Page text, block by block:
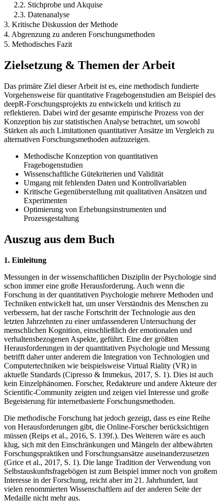
2.2. Stichprobe und Akquise
2.3. Datenanalyse
3. Kritische Diskussion der Methode
4. Abgrenzung zu anderen Forschungsmethoden
5. Methodisches Fazit
Zielsetzung & Themen der Arbeit
Das primäre Ziel dieser Arbeit ist es, eine methodisch fundierte
Vorgehensweise für quantitative Fragebogenstudien am Beispiel des
deepR-Forschungsprojekts zu entwickeln und kritisch zu
reflektieren. Dabei wird der gesamte empirische Prozess von der
Konzeption bis zur statistischen Analyse betrachtet, um sowohl
Stärken als auch Limitationen quantitativer Ansätze im Vergleich zu
alternativen Forschungsmethoden aufzuzeigen.
Methodische Konzeption von quantitativen
Fragebogenstudien
Wissenschaftliche Gütekriterien und Validität
Umgang mit fehlenden Daten und Kontrollvariablen
Kritische Gegenüberstellung mit qualitativen Ansätzen und
Experimenten
Optimierung von Erhebungsinstrumenten und
Prozessgestaltung
Auszug aus dem Buch
1. Einleitung
Messungen in der wissenschaftlichen Disziplin der Psychologie sind
schon immer eine große Herausforderung. Auch wenn die
Forschung in der quantitativen Psychologie mehrere Methoden und
Techniken entwickelt hat, um unser Verständnis des Menschen zu
verbessern, hat der rasche Fortschritt der Technologie aus den
letzten Jahrzehnten zu einer umfassenderen Untersuchung der
menschlichen Kognition, einschließlich der emotionalen und
verhaltensbezogenen Aspekte, geführt. Eine der größten
Herausforderungen in der quantitativen Psychologie und Messung
betrifft daher unter anderem die Integration von Technologien und
Computertechniken wie beispielsweise Virtual Riality (VR) in
aktuelle Standards (Cipresso & Immekus, 2017, S. 1). Dies ist auch
kein Einzelphänomen. Forscher, Redakteure und andere Akteure der
Scientific-Community zeigten und zeigen viel Interesse und große
Begeisterung für internetbasierte Forschungsmethoden.
Die methodische Forschung hat jedoch gezeigt, dass es eine Reihe
von Herausforderungen gibt, die Online-Forscher berücksichtigen
müssen (Reips et al., 2016, S. 139f.). Des Weiteren wäre es auch
klug, sich mit den Einschränkungen und Mängeln der altbewährten
Forschungspraktiken und Forschungsansätze auseinanderzusetzen
(Grice et al., 2017, S. 1). Die lange Tradition der Verwendung von
Selbstauskunftsfragebögen ist zum Beispiel immer noch von großem
Interesse in der Forschung, reicht aber im 21. Jahrhundert, laut
vielen renommierten Wissenschaftlern auf der anderen Seite der
Medaille nicht mehr aus.